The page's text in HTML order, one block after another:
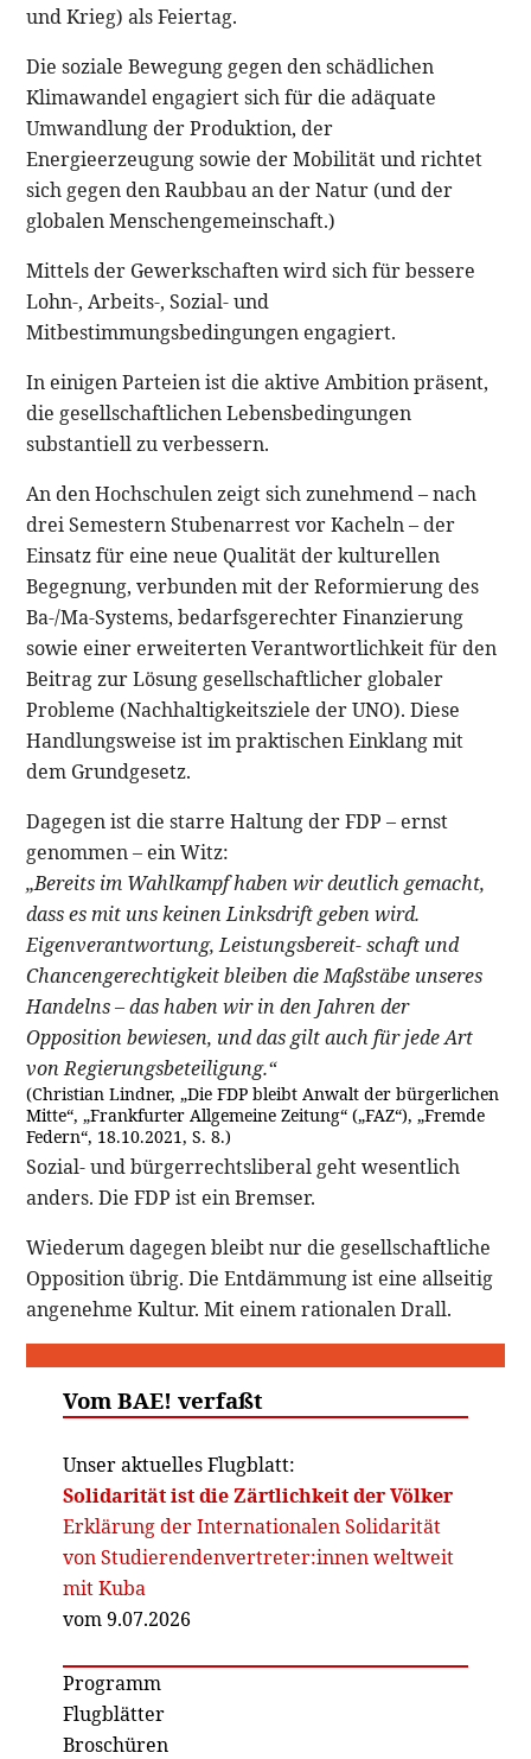
und Krieg) als Feiertag.
Die soziale Bewegung gegen den schädlichen
Klimawandel engagiert sich für die adäquate
Umwandlung der Produktion, der
Energieerzeugung sowie der Mobilität und richtet
sich gegen den Raubbau an der Natur (und der
globalen Menschengemeinschaft.)
Mittels der Gewerkschaften wird sich für bessere
Lohn-, Arbeits-, Sozial- und
Mitbestimmungsbedingungen engagiert.
In einigen Parteien ist die aktive Ambition präsent,
die gesellschaftlichen Lebensbedingungen
substantiell zu verbessern.
An den Hochschulen zeigt sich zunehmend – nach
drei Semestern Stubenarrest vor Kacheln – der
Einsatz für eine neue Qualität der kulturellen
Begegnung, verbunden mit der Reformierung des
Ba-/Ma-Systems, bedarfsgerechter Finanzierung
sowie einer erweiterten Verantwortlichkeit für den
Beitrag zur Lösung gesellschaftlicher globaler
Probleme (Nachhaltigkeitsziele der UNO). Diese
Handlungsweise ist im praktischen Einklang mit
dem Grundgesetz.
Dagegen ist die starre Haltung der FDP – ernst
genommen – ein Witz:
„Bereits im Wahlkampf haben wir deutlich gemacht,
dass es mit uns keinen Linksdrift geben wird.
Eigenverantwortung, Leistungsbereit- schaft und
Chancengerechtigkeit bleiben die Maßstäbe unseres
Handelns – das haben wir in den Jahren der
Opposition bewiesen, und das gilt auch für jede Art
von Regierungsbeteiligung.“
(Christian Lindner, „Die FDP bleibt Anwalt der bürgerlichen
Mitte“, „Frankfurter Allgemeine Zeitung“ („FAZ“), „Fremde
Federn“, 18.10.2021, S. 8.)
Sozial- und bürgerrechtsliberal geht wesentlich
anders. Die FDP ist ein Bremser.
Wiederum dagegen bleibt nur die gesellschaftliche
Opposition übrig. Die Entdämmung ist eine allseitig
angenehme Kultur. Mit einem rationalen Drall.
Vom BAE! verfaßt
Unser aktuelles Flugblatt:
Solidarität ist die Zärtlichkeit der Völker
Erklärung der Internationalen Solidarität
von Studierendenvertreter:innen weltweit
mit Kuba
vom 9.07.2026
Programm
Flugblätter
Broschüren